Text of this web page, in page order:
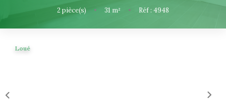
NOUS CONNAITRE
2 pièce(s) • 31 m² • Réf : 4948
Loué